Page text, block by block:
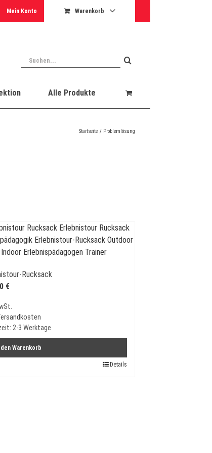
Mein Konto Warenkorb
Suche
nach:
Alle Produkte
Startseite Problemlösung
Rucksack
€
2-3 Werktage
den Warenkorb
Details